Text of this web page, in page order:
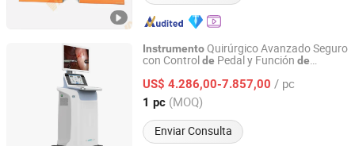
InstrumentoQuirúrgico Avanzado Seguro
con Controlde Pedal y Función de
US$ 4.286,00-7.857,00 / pc
1 pc (MOQ)
Enviar Consulta
Nanjing Nuoyuan Medical Devices Co., Ltd.
Jiangsu, China Desde 2025